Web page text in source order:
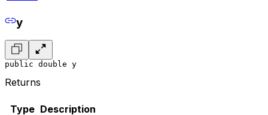
y
public double y
Returns
Type Description